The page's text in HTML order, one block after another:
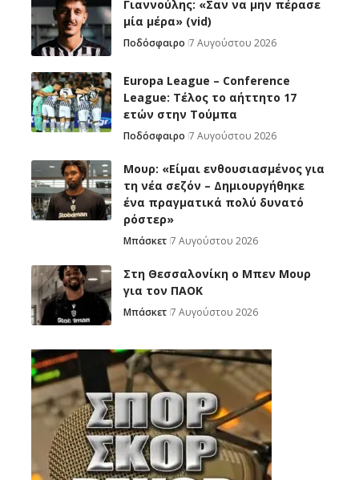
Γιαννούλης: «Σαν να μην πέρασε
μία μέρα» (vid)
Ποδόσφαιρο 7 Αυγούστου 2026
Europa League – Conference
League: Τέλος το αήττητο 17
ετών στην Τούμπα
Ποδόσφαιρο 7 Αυγούστου 2026
Μουρ: «Είμαι ενθουσιασμένος για
τη νέα σεζόν – Δημιουργήθηκε
ένα πραγματικά πολύ δυνατό
ρόστερ»
Μπάσκετ 7 Αυγούστου 2026
Στη Θεσσαλονίκη ο Μπεν Μουρ
για τον ΠΑΟΚ
Μπάσκετ 7 Αυγούστου 2026